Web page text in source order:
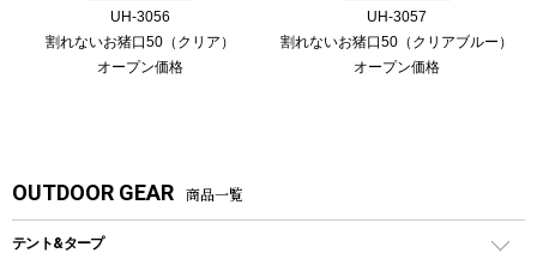
UH-3056
割れないお猪口50（クリア）
オープン価格
UH-3057
割れないお猪口50（クリアブルー）
オープン価格
OUTDOOR GEAR 商品一覧
テント&タープ